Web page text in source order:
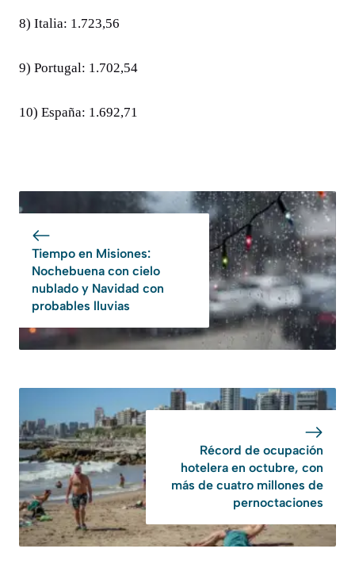
8) Italia: 1.723,56
9) Portugal: 1.702,54
10) España: 1.692,71
Tiempo en Misiones:
Nochebuena con cielo
nublado y Navidad con
probables lluvias
Récord de ocupación
hotelera en octubre, con
más de cuatro millones de
pernoctaciones